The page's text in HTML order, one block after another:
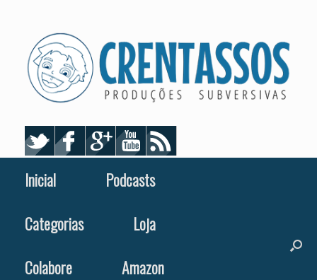
Inicial
Podcasts
Categorias
Loja
Colabore
Amazon